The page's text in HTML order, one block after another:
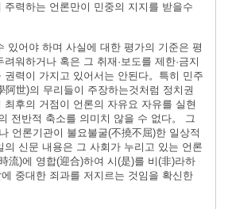
력하는 언론만이 민중의 지지를 받을수
있어야 하며 사실에 대한 평가의 기준은 평
워하거나 혹은 그 취재·보도를 제한·금지
력이 가지고 있어서는 안된다。특히 민주
世)의 무리들이 주장하는것처럼 정치권
후의 거점이 언론의 자유요 자유를 실현
전반적 축소를 의미치 않을 수 없다。 그
언론기관이 불요불굴(不撓不屈)한 일상적
신문 내용은 그 사회가 누리고 있는 언론
流)에 영합(迎合)하여 시(是)를 비(非)라하
중대한 죄과를 저지르는 것임을 확신한